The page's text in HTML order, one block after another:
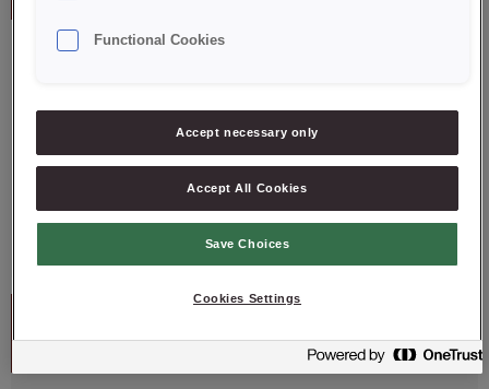
Zebranie zgody
handlowych za
pośrednictwem
• imię i
nazwisko,
• nazwa
firmy,
• numer
telefonu.
ustawy z dnia
roku – Prawo
elektronicznej
(Dz. U. poz.
1221)
odbywa się na
zgody (w
dedykowanym
przetwarzania
osobowe
Functional Cookies
Accept necessary only
Accept All Cookies
Save Choices
Cookies Settings